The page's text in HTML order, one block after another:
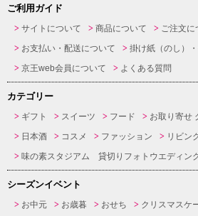
ご利用ガイド
サイトについて 商品について
ご注文に
お支払い・配送について
掛け紙（のし）
京王web会員について
よくある質問
カテゴリー
ギフト スイーツ フード お取り寄せ
日本酒
コスメ ファッション リビン
味の素スタジアム 貸切りフォトウエディン
シーズンイベント
お中元 お歳暮 おせち クリスマスケ